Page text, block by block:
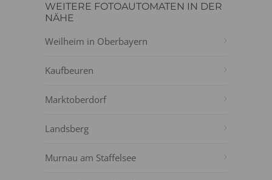
WEITERE FOTOAUTOMATEN IN DER
NÄHE
Weilheim in Oberbayern
Kaufbeuren
Marktoberdorf
Landsberg
Murnau am Staffelsee